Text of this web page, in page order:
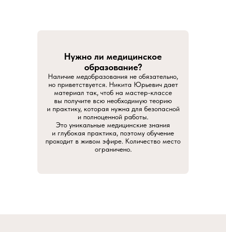
Нужно ли медицинское
образование?
Наличие медобразования не обязательно,
но приветствуется. Никита Юрьевич дает
материал так, чтоб на мастер-классе
вы получите всю необходимую теорию
и практику, которая нужна для безопасной
и полноценной работы.
Это уникальные медицинские знания
и глубокая практика, поэтому обучение
проходит в живом эфире. Количество место
ограничено.